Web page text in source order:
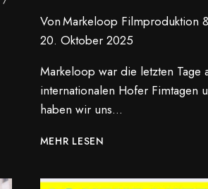
VonMarkeloop Filmproduktion
20. Oktober 2025
Markeloop war die letzten Tage
internationalen Hofer Fimtagen
haben wir uns…
MEHR LESEN